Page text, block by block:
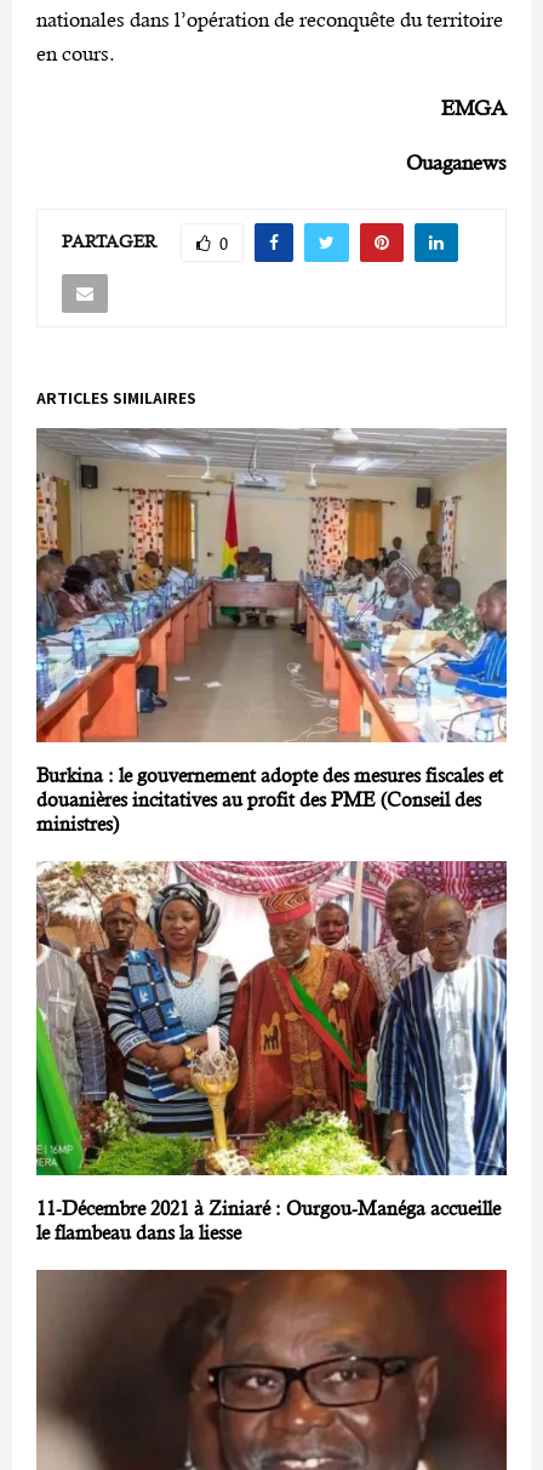
nationales dans l’opération de reconquête du territoire
en cours.
EMGA
Ouaganews
PARTAGER 0
ARTICLES SIMILAIRES
Burkina : le gouvernement adopte des mesures fiscales et
douanières incitatives au profit des PME (Conseil des
ministres)
11-Décembre 2021 à Ziniaré : Ourgou-Manéga accueille
le flambeau dans la liesse